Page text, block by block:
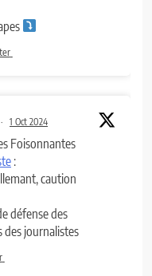
· 1 Oct 2024
Foisonnantes
:
caution
défense des
des journalistes